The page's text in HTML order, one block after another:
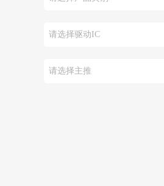
请选择驱动IC
请选择主推